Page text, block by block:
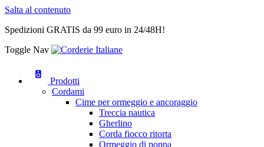
Salta al contenuto
Spedizioni GRATIS da 99 euro in 24/48H!
Toggle Nav
Prodotti
Cordami
Cime per ormeggio e ancoraggio
Treccia nautica
Gherlino
Corda fiocco ritorta
Ormeggio di poppa